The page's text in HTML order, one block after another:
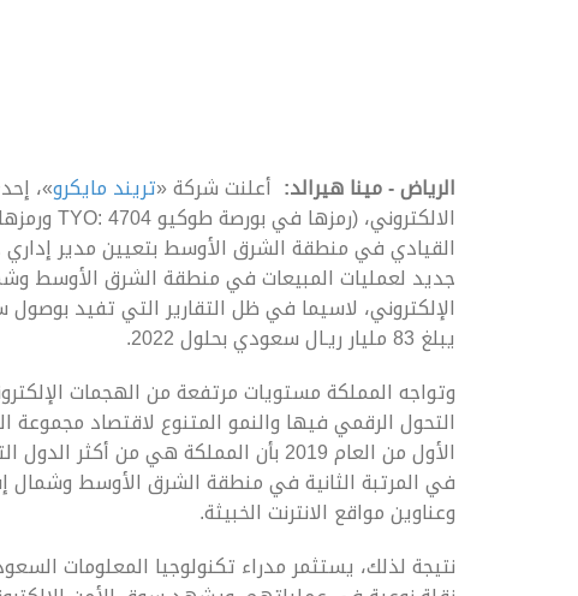
الرياض - مينا هيرالد: أعلنت شركة «تريند مايكرو»،
القيادي في منطقة الشرق الأوسط بتعيين مدير
جديد لعمليات المبيعات في منطقة الشرق الأوسط
الإلكتروني، لاسيما في ظل التقارير التي تفيد
يبلغ 83 مليار ريـال سعودي بحلول 2022.
التحول الرقمي فيها والنمو المتنوع لاقتصاد
الأول من العام 2019 بأن المملكة هي
في المرتبة الثانية في منطقة الشرق الأوسط وشمال
وعناوين مواقع الانترنت الخبيثة.
نتيجة لذلك، يستثمر مدراء تكنولوجيا المعلومات